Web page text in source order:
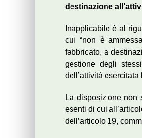
destinazione
Inapplicabile è al
cui “non è
fabbricato, a
gestione degli
dell’attività
La disposizione non
esenti di cui
dell’articolo 19,